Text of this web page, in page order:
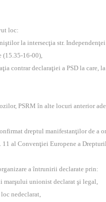
loc:
la intersecţia str.
(15.35-16-00),
contrar declaraţiei a PSD la care,
PSRM în alte locuri anterior
dreptul manifestanţilor de a
al Convenţiei Europene a
a întrunirii declarate prin:
marşului unionist declarat şi legal,
nedeclarat,